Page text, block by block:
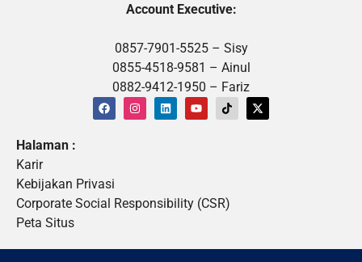
Account Executive:
0857-7901-5525 – Sisy
0855-4518-9581 – Ainul
0882-9412-1950 – Fariz
Halaman :
Karir
Kebijakan Privasi
Corporate Social Responsibility (CSR)
Peta Situs